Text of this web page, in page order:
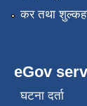
कर तथा
eGov
घटना दर्ता